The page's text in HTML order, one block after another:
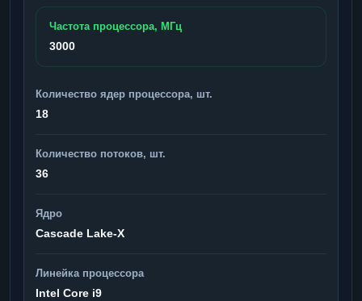
Частота процессора, МГц
3000
Количество ядер процессора, шт.
18
Количество потоков, шт.
36
Ядро
Cascade Lake-X
Линейка процессора
Intel Core i9